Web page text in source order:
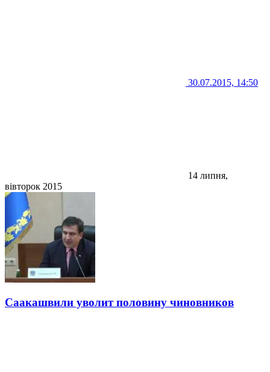
30.07.2015, 14:50
14 липня,
вівторок 2015
Саакашвили уволит половину чиновников